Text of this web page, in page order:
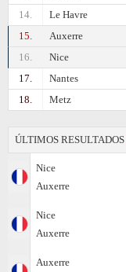
14.
Le Havre
15.
Auxerre
16.
Nice
17.
Nantes
18.
Metz
ÚLTIMOS RESULTADOS
Nice
Auxerre
Nice
Auxerre
Auxerre